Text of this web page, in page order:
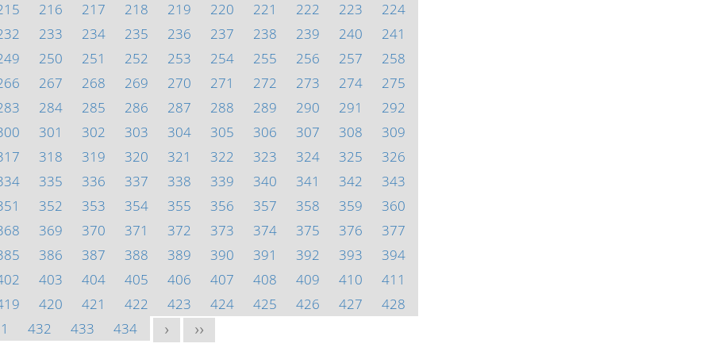
216 217 218 219 220 221 222 223
224
233 234 235 236 237 238 239 240
241
250 251 252 253 254 255 256 257
258
267 268 269 270 271 272 273 274
275
284 285 286 287 288 289 290 291
292
301 302 303 304 305 306 307 308
309
318 319 320 321 322 323 324 325
326
335 336 337 338 339 340 341 342
343
352 353 354 355 356 357 358 359
360
369 370 371 372 373 374 375 376
377
386 387 388 389 390 391 392 393
394
403 404 405 406 407 408 409 410
411
420 421 422 423 424 425 426 427
428
432 433 434 > >>